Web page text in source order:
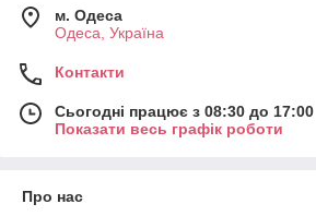
м. Одеса
Одеса, Україна
Контакти
Сьогодні працює з 08:30 до 17:00
Показати весь графік роботи
Про нас